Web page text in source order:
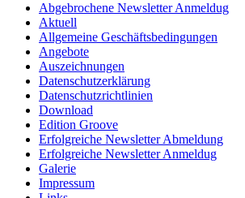
Abgebrochene Newsletter Anmeldug
Aktuell
Allgemeine Geschäftsbedingungen
Angebote
Auszeichnungen
Datenschutzerklärung
Datenschutzrichtlinien
Download
Edition Groove
Erfolgreiche Newsletter Abmeldung
Erfolgreiche Newsletter Anmeldug
Galerie
Impressum